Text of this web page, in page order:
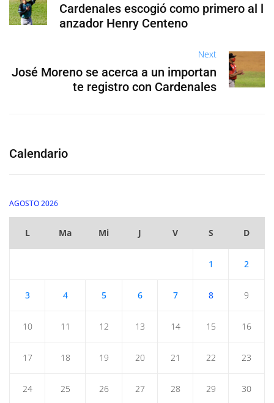
Cardenales escogió como primero al l
anzador Henry Centeno
Next
José Moreno se acerca a un importan
te registro con Cardenales
Calendario
AGOSTO 2026
L Ma Mi J V S D
1 2
3 4 5 6 7 8 9
10 11 12 13 14 15 16
17 18 19 20 21 22 23
24 25 26 27 28 29 30